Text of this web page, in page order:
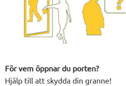
För vem öppnar du porten?
Hjälp till att skydda din granne!